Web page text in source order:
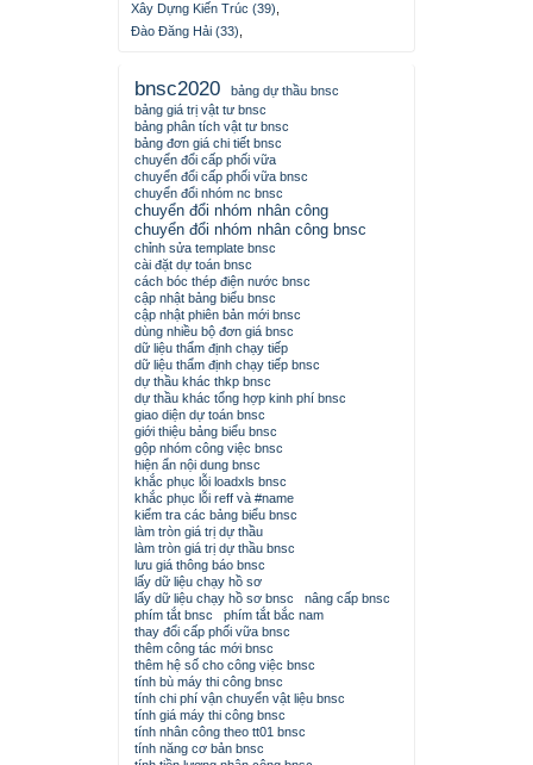
Xây Dựng Kiến Trúc (39)
Đào Đăng Hải (33)
bnsc2020
bảng dự thầu bnsc
bảng giá trị vật tư bnsc
bảng phân tích vật tư bnsc
bảng đơn giá chi tiết bnsc
chuyển đổi cấp phối vữa
chuyển đổi cấp phối vữa bnsc
chuyển đổi nhóm nc bnsc
chuyển đổi nhóm nhân công
chuyển đổi nhóm nhân công bnsc
chỉnh sửa template bnsc
cài đặt dự toán bnsc
cách bóc thép điện nước bnsc
cập nhật bảng biểu bnsc
cập nhật phiên bản mới bnsc
dùng nhiều bộ đơn giá bnsc
dữ liệu thẩm định chạy tiếp
dữ liệu thẩm định chạy tiếp bnsc
dự thầu khác thkp bnsc
dự thầu khác tổng hợp kinh phí bnsc
giao diện dự toán bnsc
giới thiệu bảng biểu bnsc
gộp nhóm công việc bnsc
hiện ẩn nội dung bnsc
khắc phục lỗi loadxls bnsc
khắc phục lỗi reff và #name
kiểm tra các bảng biểu bnsc
làm tròn giá trị dự thầu
làm tròn giá trị dự thầu bnsc
lưu giá thông báo bnsc
lấy dữ liệu chạy hồ sơ
lấy dữ liệu chạy hồ sơ bnsc
nâng cấp bnsc
phím tắt bnsc
phím tắt bắc nam
thay đổi cấp phối vữa bnsc
thêm công tác mới bnsc
thêm hệ số cho công việc bnsc
tính bù máy thi công bnsc
tính chi phí vận chuyển vật liệu bnsc
tính giá máy thi công bnsc
tính nhân công theo tt01 bnsc
tính năng cơ bản bnsc